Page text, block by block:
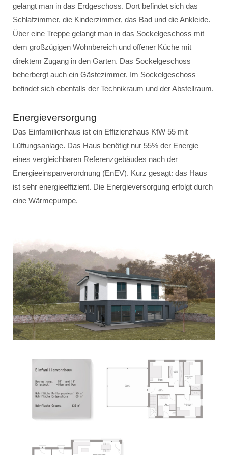
gelangt man in das Erdgeschoss. Dort befindet sich das
Schlafzimmer, die Kinderzimmer, das Bad und die Ankleide.
Über eine Treppe gelangt man in das Sockelgeschoss mit
dem großzügigen Wohnbereich und offener Küche mit
direktem Zugang in den Garten. Das Sockelgeschoss
beherbergt auch ein Gästezimmer. Im Sockelgeschoss
befindet sich ebenfalls der Technikraum und der Abstellraum.
Energieversorgung
Das Einfamilienhaus ist ein Effizienzhaus KfW 55 mit
Lüftungsanlage. Das Haus benötigt nur 55% der Energie
eines vergleichbaren Referenzgebäudes nach der
Energieeinsparverordnung (EnEV). Kurz gesagt: das Haus
ist sehr energieeffizient. Die Energieversorgung erfolgt durch
eine Wärmepumpe.